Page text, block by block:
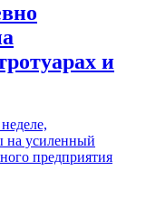
и
на усиленный
предприятия